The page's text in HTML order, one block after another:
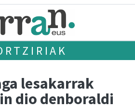
lesakarrak
dio denboraldi